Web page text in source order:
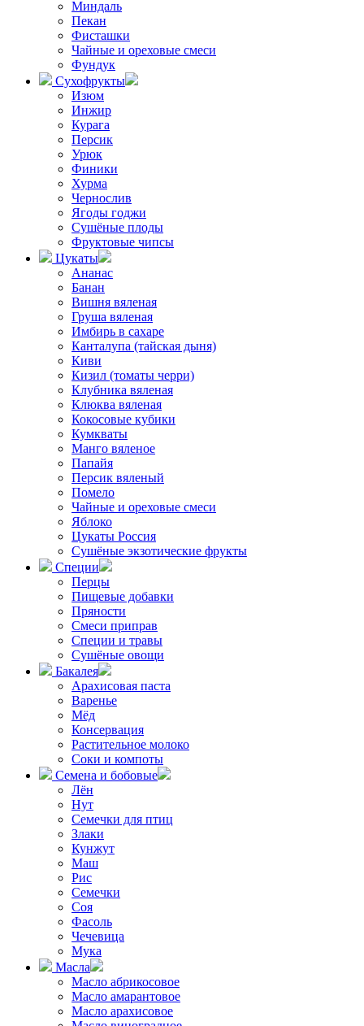
Миндаль
Пекан
Фисташки
Чайные и ореховые смеси
Фундук
Сухофрукты
Изюм
Инжир
Курага
Персик
Урюк
Финики
Хурма
Чернослив
Ягоды годжи
Сушёные плоды
Фруктовые чипсы
Цукаты
Ананас
Банан
Вишня вяленая
Груша вяленая
Имбирь в сахаре
Канталупа (тайская дыня)
Киви
Кизил (томаты черри)
Клубника вяленая
Клюква вяленая
Кокосовые кубики
Кумкваты
Манго вяленое
Папайя
Персик вяленый
Помело
Чайные и ореховые смеси
Яблоко
Цукаты Россия
Сушёные экзотические фрукты
Специи
Перцы
Пищевые добавки
Пряности
Смеси приправ
Специи и травы
Сушёные овощи
Бакалея
Арахисовая паста
Варенье
Мёд
Консервация
Растительное молоко
Соки и компоты
Семена и бобовые
Лён
Нут
Семечки для птиц
Злаки
Кунжут
Маш
Рис
Семечки
Соя
Фасоль
Чечевица
Мука
Масла
Масло абрикосовое
Масло амарантовое
Масло арахисовое